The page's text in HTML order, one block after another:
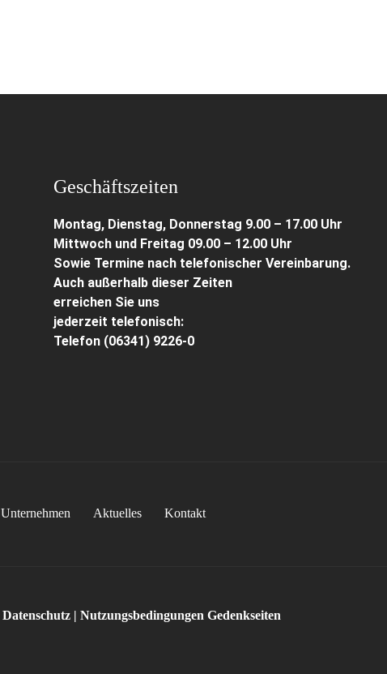
Geschäftszeiten
Montag, Dienstag, Donnerstag 9.00 – 17.00 Uhr
Mittwoch und Freitag 09.00 – 12.00 Uhr
Sowie Termine nach telefonischer Vereinbarung.
Auch außerhalb dieser Zeiten
erreichen Sie uns
jederzeit telefonisch:
Telefon (06341) 9226-0
Unternehmen Aktuelles Kontakt
Datenschutz | Nutzungsbedingungen Gedenkseiten